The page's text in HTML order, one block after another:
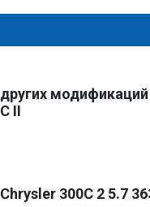
модификаций
II
300C 2 5.7